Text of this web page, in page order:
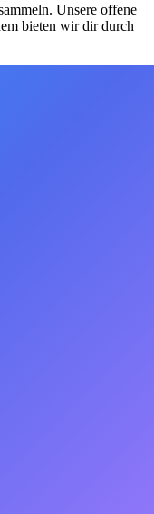
Unsere offene
bieten wir dir durch